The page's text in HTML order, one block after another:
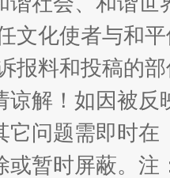
文化使者与和
报料和投稿的
谅解！如因被
它问题需即时在
或暂时屏蔽。